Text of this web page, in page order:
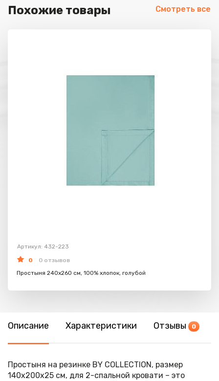
Похожие товары Смотреть все
Артикул: 432-223
0
0 отзывов
Простыня 240х260 см, 100% хлопок, голубой
Описание Характеристики Отзывы 0
Простыня на резинке BY COLLECTION, размер
140х200х25 см, для 2-спальной кровати – это